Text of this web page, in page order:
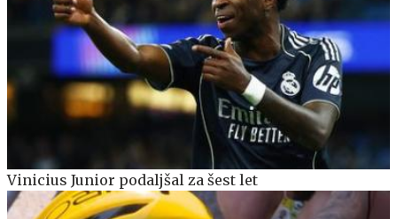
Vinicius Junior podaljšal za šest let